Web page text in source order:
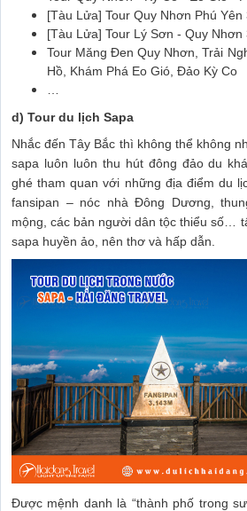
[Tàu Lửa] Tour Quy Nhơn Phú Yên
[Tàu Lửa] Tour Lý Sơn - Quy Nhơn
Tour Măng Đen Quy Nhơn, Trải
Hồ, Khám Phá Eo Gió, Đảo Kỳ Co
d) Tour du lịch Sapa
Nhắc đến Tây Bắc thì không thể không
sapa luôn luôn thu hút đông đảo du
ghé tham quan với những địa điểm du
fansipan – nóc nhà Đông Dương,
mộng, các bản người dân tộc thiểu số…
sapa huyền ảo, nên thơ và hấp dẫn.
Được mệnh danh là “thành phố trong